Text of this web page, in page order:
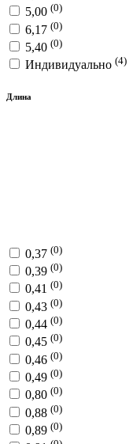
5,00 (0)
6,17 (0)
5,40 (0)
Индивидуально (4)
Длина
0,37 (0)
0,39 (0)
0,41 (0)
0,43 (0)
0,44 (0)
0,45 (0)
0,46 (0)
0,49 (0)
0,80 (0)
0,88 (0)
0,89 (0)